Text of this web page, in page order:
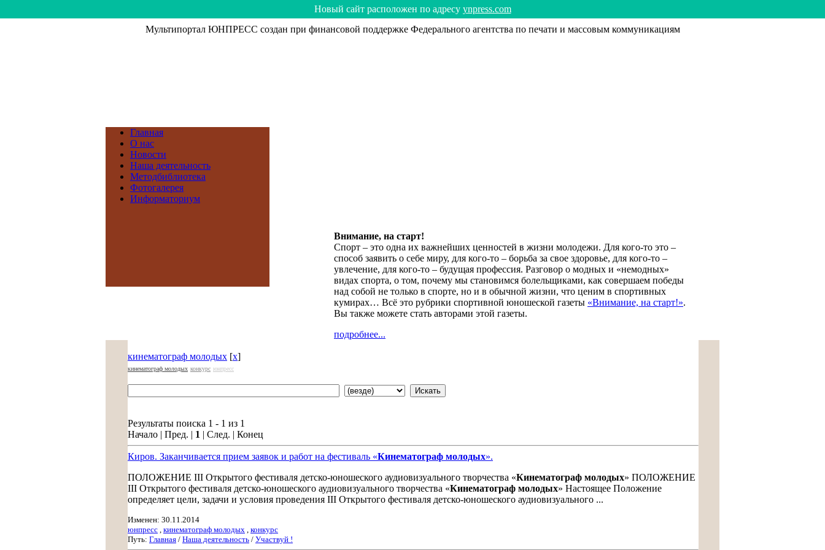
Hoвый caйт рacпoлoжeн пo aдрecy ynpress.com
Мультипортал ЮНПРЕСС создан при финансовой поддержке Федерального агентства по печати и массовым коммуникациям
Главная
О нас
Новости
Наша деятельность
Методбиблиотека
Фотогалерея
Информаториум
Внимание, на старт!
Спорт – это одна их важнейших ценностей в жизни молодежи. Для кого-то это –
способ заявить о себе миру, для кого-то – борьба за свое здоровье, для кого-то –
увлечение, для кого-то – будущая профессия. Разговор о модных и «немодных»
видах спорта, о том, почему мы становимся болельщиками, как совершаем победы
над собой не только в спорте, но и в обычной жизни, что ценим в спортивных
кумирах… Всё это рубрики спортивной юношеской газеты «Внимание, на старт!».
Вы также можете стать авторами этой газеты.
подробнее...
кинематограф молодых [x]
кинематограф молодых конкурс юнпресс
Результаты поиска 1 - 1 из 1
Начало | Пред. | 1 | След. | Конец
Киров. Заканчивается прием заявок и работ на фестиваль «Кинематограф молодых»​.
ПОЛОЖЕНИЕ III Открытого фестиваля детско-юношеского аудиовизуального творчества «Кинематограф молодых» ПОЛОЖЕНИЕ
III Открытого фестиваля детско-юношеского аудиовизуального творчества «Кинематограф молодых» Настоящее Положение
определяет цели, задачи и условия проведения III Открытого фестиваля детско-юношеского аудиовизуального ...
Изменен: 30.11.2014
юнпресс , кинематограф молодых , конкурс
Путь: Главная / Наша деятельность / Участвуй !